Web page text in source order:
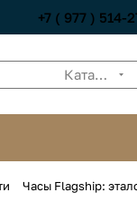
+7 ( 977 ) 514-
Часы Flagship: